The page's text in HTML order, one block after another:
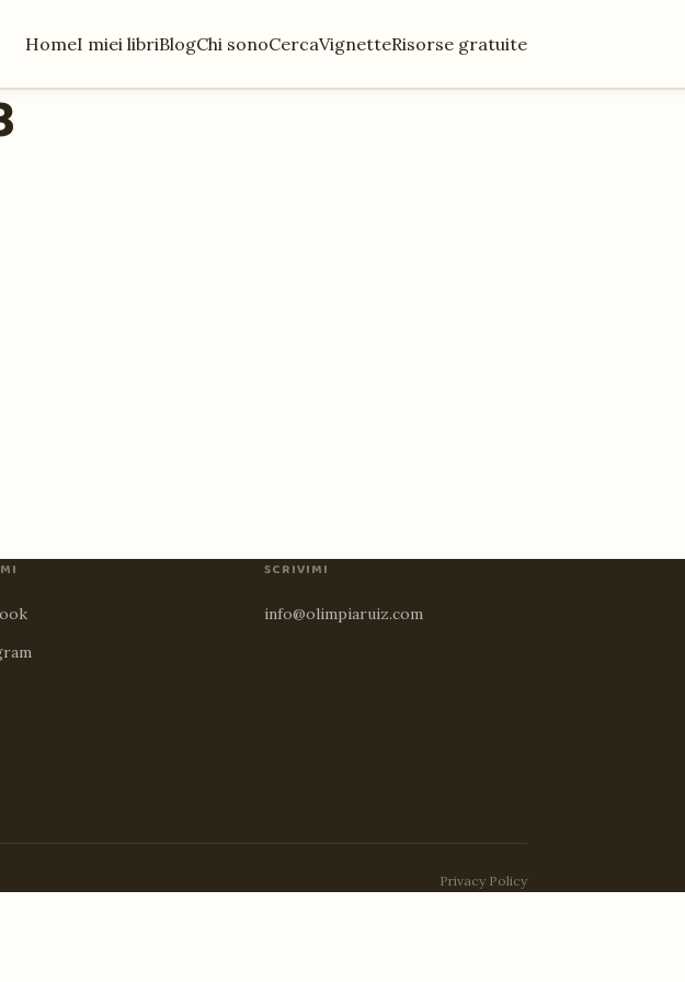
HomeI miei libriBlogChi sonoCercaVignetteRisorse gratuite
SCRIVIMI
info@olimpiaruiz.com
Privacy Policy